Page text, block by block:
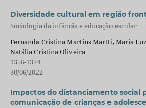
Diversidade cultural em região
Sociologia da infância e educação escolar
Fernanda Cristina Martins Martti, Maria
Natália Cristina Oliveira
1356-1374
30/06/2022
Impactos do distanciamento social
comunicação de crianças e